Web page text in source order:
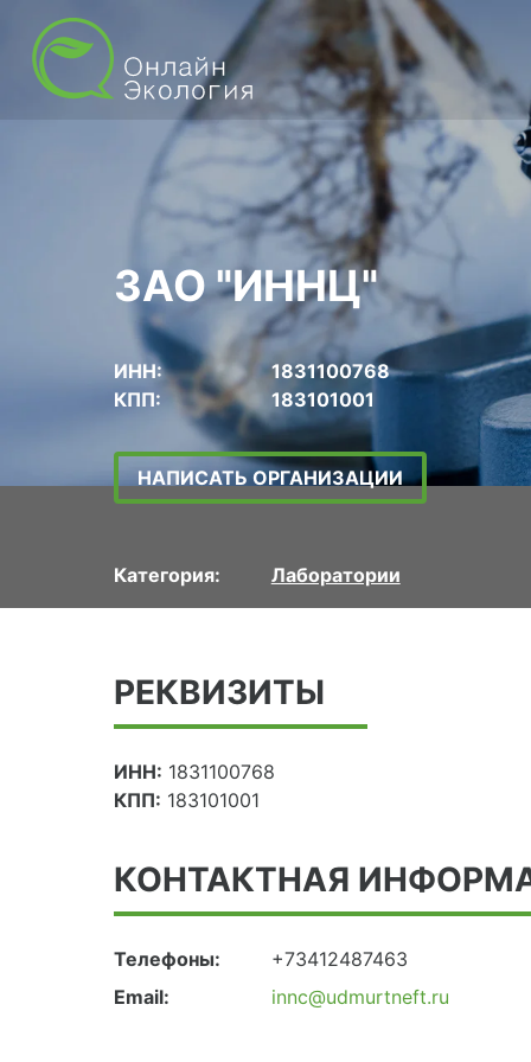
ЗАО "ИННЦ"
ИНН:
1831100768
КПП:
183101001
НАПИСАТЬ ОРГАНИЗАЦИИ
Категория: Лаборатории
РЕКВИЗИТЫ
ИНН: 1831100768
КПП: 183101001
КОНТАКТНАЯ
Телефоны:
+73412487463
Email:
innc@udmurtneft.ru